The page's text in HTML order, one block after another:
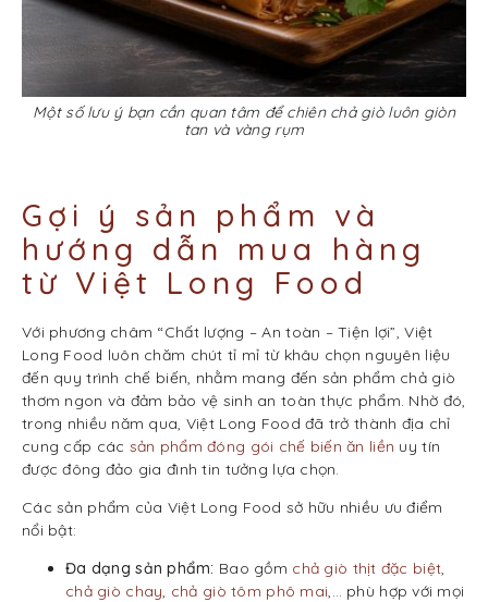
Một số lưu ý bạn cần quan tâm để chiên chả giò luôn giòn
tan và vàng rụm
Gợi ý sản phẩm và
hướng dẫn mua hàng
từ Việt Long Food
Với phương châm “Chất lượng – An toàn – Tiện lợi”, Việt
Long Food luôn chăm chút tỉ mỉ từ khâu chọn nguyên liệu
đến quy trình chế biến, nhằm mang đến sản phẩm chả giò
thơm ngon và đảm bảo vệ sinh an toàn thực phẩm. Nhờ đó,
trong nhiều năm qua, Việt Long Food đã trở thành địa chỉ
cung cấp các sản phẩm đóng gói chế biến ăn liền uy tín
được đông đảo gia đình tin tưởng lựa chọn.
Các sản phẩm của Việt Long Food sở hữu nhiều ưu điểm
nổi bật:
Đa dạng sản phẩm: Bao gồm chả giò thịt đặc biệt,
chả giò chay, chả giò tôm phô mai,… phù hợp với mọi